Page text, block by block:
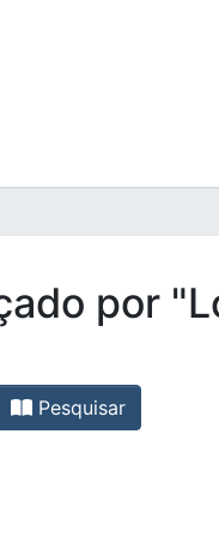
por
Pesquisar